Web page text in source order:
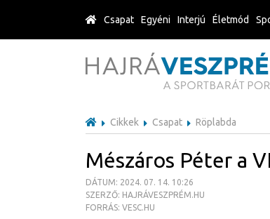
Cikkek Csapat Röplabda
Mészáros Péter a
DÁTUM: 2024. 07. 14. 10:26
SZERZŐ: HAJRÁVESZPRÉM.HU
FORRÁS: VESC.HU
Csapat Egyéni Interjú Életmód